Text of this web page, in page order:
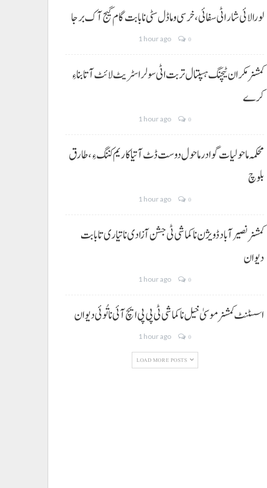
لورالائی شار اٹی سفائی، خرسی و ماڈل سٹی نا بابت گام گیج آک برجا
1 hour ago 0
کمشنر مکران ٹیچنگ ہسپتال تربت اٹی سولر اسٹریٹ لائٹ آتا بناءِ
کرے
1 hour ago 0
محکمہ ماحولیات گوادر ماحول دوست ڈٹ آتیا کاریم کننگ ءِ، طارق
بلوچ
1 hour ago 0
کمشنر نصیر آباد ڈویژن نا کماشی ٹی جشن آزادی نا تیاری تا بابت
دیوان
1 hour ago 0
اسسٹنٹ کمشنر موسیٰ خیل نا کماشی ٹی پی پی ایچ آئی نا تُوئی دیوان
1 hour ago 0
LOAD MORE POSTS